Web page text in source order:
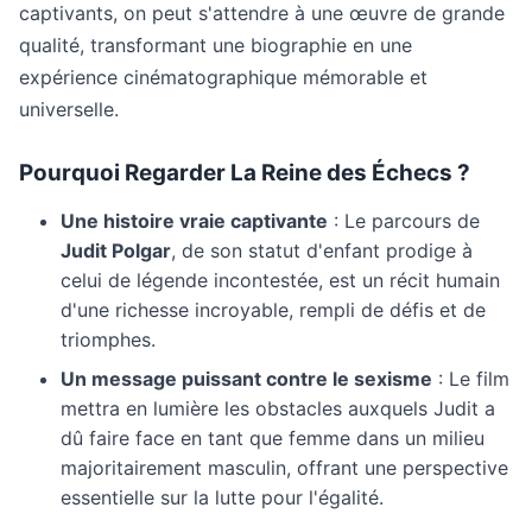
captivants, on peut s'attendre à une œuvre de grande
qualité, transformant une biographie en une
expérience cinématographique mémorable et
universelle.
Pourquoi Regarder La Reine des Échecs ?
Une histoire vraie captivante : Le parcours de
Judit Polgar, de son statut d'enfant prodige à
celui de légende incontestée, est un récit humain
d'une richesse incroyable, rempli de défis et de
triomphes.
Un message puissant contre le sexisme : Le film
mettra en lumière les obstacles auxquels Judit a
dû faire face en tant que femme dans un milieu
majoritairement masculin, offrant une perspective
essentielle sur la lutte pour l'égalité.